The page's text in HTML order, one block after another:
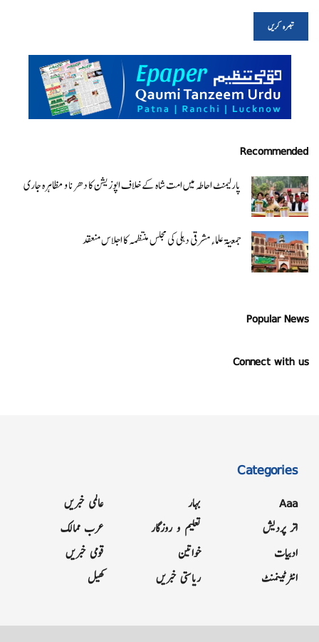
Recommended
پارلیمنٹ احاطہ میں امت شاہ کے خلاف اپوزیشن کا دھرنا و مظاہرہ جاری
جمعیۃ علماء مشرقی دہلی کی مجلس منتظمہ کا اجلاس منعقد
Popular News
Connect with us
Categories
Aaa
اتر پردیش
ادبیات
انٹرٹینمنٹ
بہار
تعلیم و روزگار
خواتین
ریاستی خبریں
عالمی خبریں
عرب ممالک
قومی خبریں
کھیل